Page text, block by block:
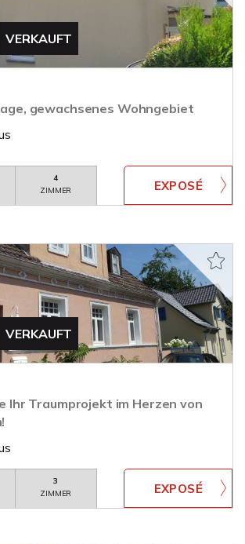
VERKAUFT
gewachsenes Wohngebiet
4
ZIMMER
VERKAUFT
Ihr Traumprojekt im Herzen von
3
ZIMMER